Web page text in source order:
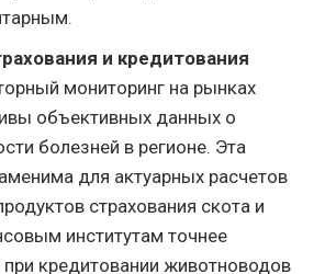
и кредитования
мониторинг на рынках
объективных данных о
болезней в регионе. Эта
для актуарных расчетов
страхования скота и
институтам точнее
при кредитовании животноводов